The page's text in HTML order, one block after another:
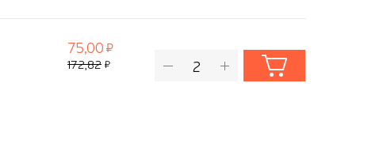
75,00
172,82